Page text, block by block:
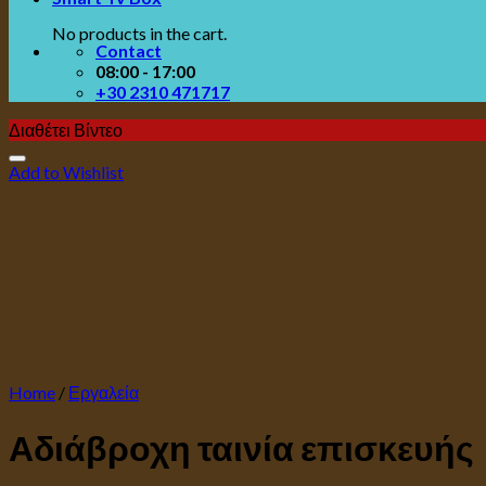
No products in the cart.
Contact
08:00 - 17:00
+30 2310 471717
Διαθέτει Βίντεο
Add to Wishlist
Home / Εργαλεία
Αδιάβροχη ταινία επισκευής